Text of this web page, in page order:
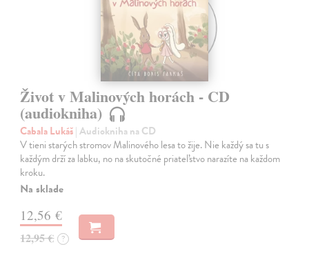
Život v Malinových horách - CD
(audiokniha)
Cabala Lukáš| Audiokniha na CD
V tieni starých stromov Malinového lesa to žije. Nie každý sa tu s
každým drží za labku, no na skutočné priateľstvo narazíte na každom
kroku.
Na sklade
12,56 €
12,95 € ?